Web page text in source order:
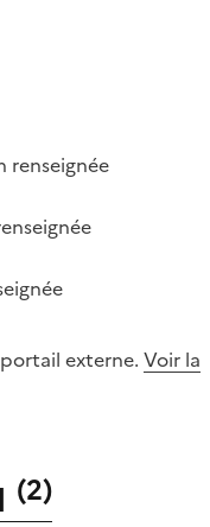
renseignée
externe. Voir la
(2)